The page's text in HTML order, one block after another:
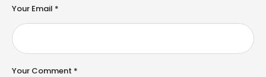
Your Comment *
Your Email *
e